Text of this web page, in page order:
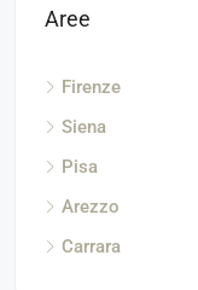
Aree
Firenze
Siena
Pisa
Arezzo
Carrara